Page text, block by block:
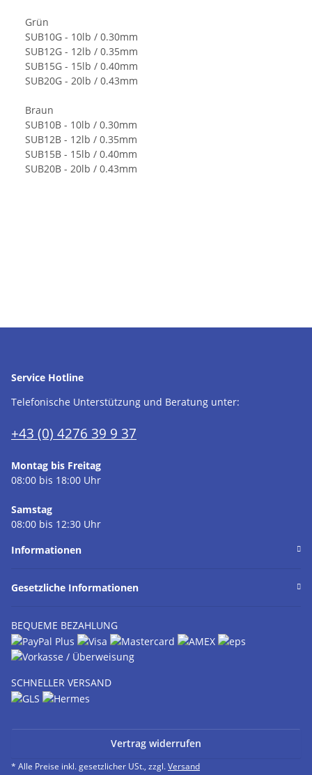
Grün
SUB10G - 10lb / 0.30mm
SUB12G - 12lb / 0.35mm
SUB15G - 15lb / 0.40mm
SUB20G - 20lb / 0.43mm
Braun
SUB10B - 10lb / 0.30mm
SUB12B - 12lb / 0.35mm
SUB15B - 15lb / 0.40mm
SUB20B - 20lb / 0.43mm
Service Hotline
Telefonische Unterstützung und Beratung unter:
+43 (0) 4276 39 9 37
Montag bis Freitag
08:00 bis 18:00 Uhr
Samstag
08:00 bis 12:30 Uhr
Informationen
Gesetzliche Informationen
BEQUEME BEZAHLUNG
SCHNELLER VERSAND
Vertrag widerrufen
* Alle Preise inkl. gesetzlicher USt., zzgl.Versand